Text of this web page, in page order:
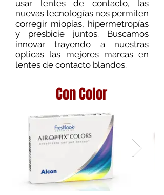
usar lentes de contacto, las
nuevas tecnologías nos permiten
corregir miopías, hipermetropías
y presbicie juntos. Buscamos
innovar trayendo a nuestras
opticas las mejores marcas en
lentes de contacto blandos.
Con Color